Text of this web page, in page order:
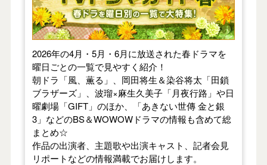
2026年の4月・5月・6月に放送された春ドラマを
曜日ごとの一覧で見やすく紹介！
朝ドラ「風、薫る」、岡田将生＆染谷将太「田鎖
ブラザーズ」、波瑠×麻生久美子「月夜行路」や日
曜劇場「GIFT」のほか、「あきない世傳 金と銀
3」などのBS＆WOWOWドラマの情報も含めて総
まとめ☆
作品の出演者、主題歌や出演キャスト、記者会見
リポートなどの情報満載でお届けします。